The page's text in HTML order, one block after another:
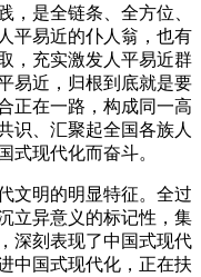
，是全链条、全方位、
平易近的仆人翁，也有
，充实激发人平易近群
易近，归根到底就是要
正在一路，构成同一高
识、汇聚起全国各族人
式现代化而奋斗。
明的明显特征。全过
立异意义的标记性，集
深刻表现了中国式现代
中国式现代化，正在扶